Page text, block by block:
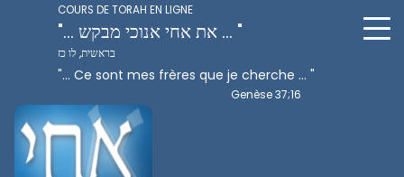
COURS DE TORAH EN LIGNE
"... את אחי אנוכי מבקש ... "
בראשית, לו כז
"... Ce sont mes frères que je cherche ... "
Genèse 37;16
Perek 1